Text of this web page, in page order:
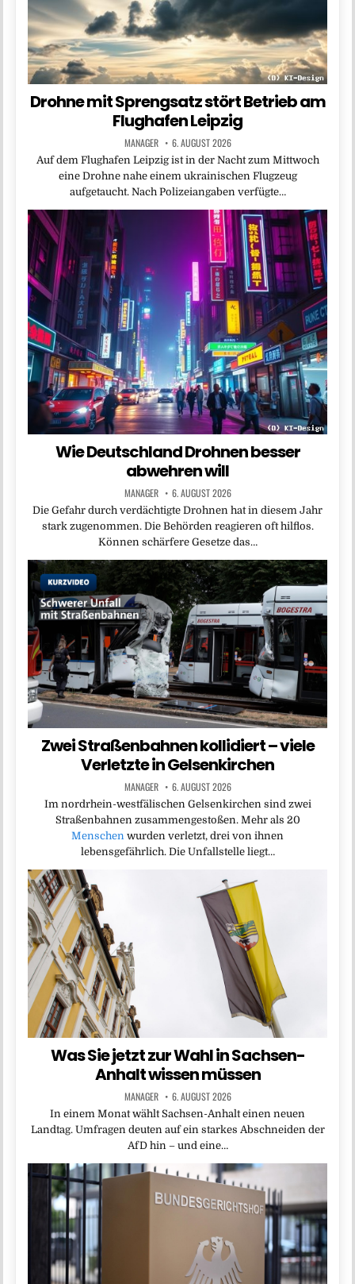
Drohne mit Sprengsatz stört Betrieb am
Flughafen Leipzig
MANAGER 6. AUGUST 2026
Auf dem Flughafen Leipzig ist in der Nacht zum Mittwoch
eine Drohne nahe einem ukrainischen Flugzeug
aufgetaucht. Nach Polizeiangaben verfügte…
Wie Deutschland Drohnen besser
abwehren will
MANAGER 6. AUGUST 2026
Die Gefahr durch verdächtigte Drohnen hat in diesem Jahr
stark zugenommen. Die Behörden reagieren oft hilflos.
Können schärfere Gesetze das…
Zwei Straßenbahnen kollidiert – viele
Verletzte in Gelsenkirchen
MANAGER 6. AUGUST 2026
Im nordrhein-westfälischen Gelsenkirchen sind zwei
Straßenbahnen zusammengestoßen. Mehr als 20
Menschen wurden verletzt, drei von ihnen
lebensgefährlich. Die Unfallstelle liegt…
Was Sie jetzt zur Wahl in Sachsen-
Anhalt wissen müssen
MANAGER 6. AUGUST 2026
In einem Monat wählt Sachsen-Anhalt einen neuen
Landtag. Umfragen deuten auf ein starkes Abschneiden der
AfD hin – und eine…